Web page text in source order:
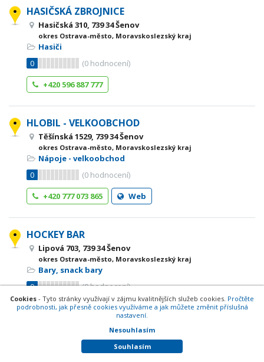
HASIČSKÁ ZBROJNICE
Hasičská 310, 739 34 Šenov
okres Ostrava-město, Moravskoslezský kraj
Hasiči
0
(0 hodnocení)
+420 596 887 777
HLOBIL - VELKOOBCHOD
Těšínská 1529, 739 34 Šenov
okres Ostrava-město, Moravskoslezský kraj
Nápoje - velkoobchod
0
(0 hodnocení)
+420 777 073 865
Web
HOCKEY BAR
Lipová 703, 739 34 Šenov
okres Ostrava-město, Moravskoslezský kraj
Bary, snack bary
0
(0hodnocení)
+420 572 635 151
Cookies - Tyto stránky využívají v zájmu kvalitnějších služeb cookies. Pročtěte
podrobnosti, jak přesně cookies využíváme a jak můžete změnit příslušná
nastavení.
Nesouhlasím
Souhlasím